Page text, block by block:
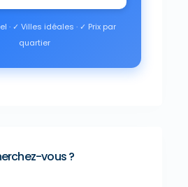
· ✓ Villes idéales · ✓ Prix par
quartier
vous ?